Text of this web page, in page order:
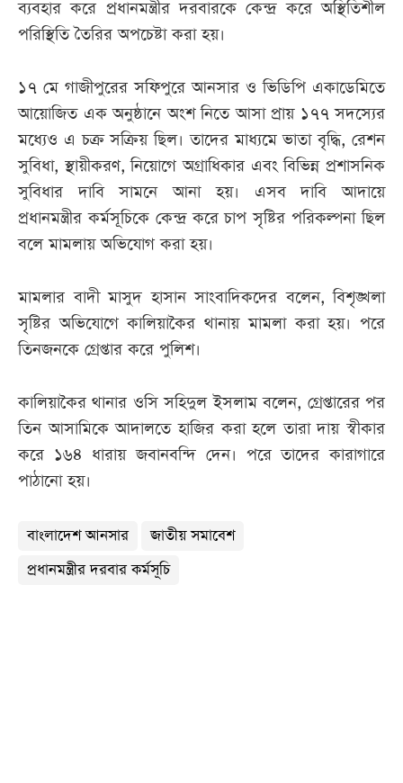
ব্যবহার করে প্রধানমন্ত্রীর দরবারকে কেন্দ্র করে অস্থিতিশীল
পরিস্থিতি তৈরির অপচেষ্টা করা হয়।
১৭ মে গাজীপুরের সফিপুরে আনসার ও ভিডিপি একাডেমিতে
আয়োজিত এক অনুষ্ঠানে অংশ নিতে আসা প্রায় ১৭৭ সদস্যের
মধ্যেও এ চক্র সক্রিয় ছিল। তাদের মাধ্যমে ভাতা বৃদ্ধি, রেশন
সুবিধা, স্থায়ীকরণ, নিয়োগে অগ্রাধিকার এবং বিভিন্ন প্রশাসনিক
সুবিধার দাবি সামনে আনা হয়। এসব দাবি আদায়ে
প্রধানমন্ত্রীর কর্মসূচিকে কেন্দ্র করে চাপ সৃষ্টির পরিকল্পনা ছিল
বলে মামলায় অভিযোগ করা হয়।
মামলার বাদী মাসুদ হাসান সাংবাদিকদের বলেন, বিশৃঙ্খলা
সৃষ্টির অভিযোগে কালিয়াকৈর থানায় মামলা করা হয়। পরে
তিনজনকে গ্রেপ্তার করে পুলিশ।
কালিয়াকৈর থানার ওসি সহিদুল ইসলাম বলেন, গ্রেপ্তারের পর
তিন আসামিকে আদালতে হাজির করা হলে তারা দায় স্বীকার
করে ১৬৪ ধারায় জবানবন্দি দেন। পরে তাদের কারাগারে
পাঠানো হয়।
বাংলাদেশ আনসার
জাতীয় সমাবেশ
প্রধানমন্ত্রীর দরবার কর্মসূচি